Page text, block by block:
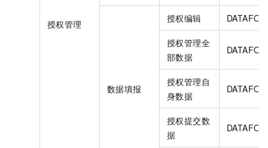
授权管理
数据填报
授权编辑
授权管理全
部数据
授权管理自
身数据
授权提交数
据